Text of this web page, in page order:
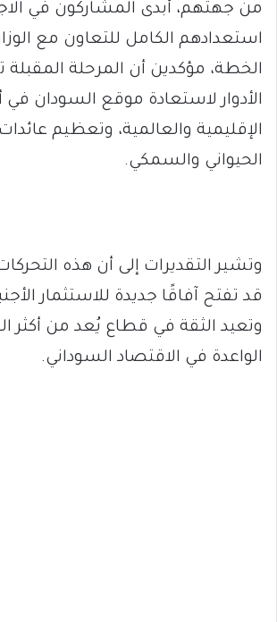
من جهتهم، أبدى المشاركون في
استعدادهم الكامل للتعاون مع
الخطة، مؤكدين أن المرحلة
الأدوار لاستعادة موقع السودان
الإقليمية والعالمية، وتعظيم
الحيواني والسمكي.
وتشير التقديرات إلى أن هذه
قد تفتح آفاقًا جديدة للاستثمار
وتعيد الثقة في قطاع يُعد من أكثر
الواعدة في الاقتصاد السوداني.